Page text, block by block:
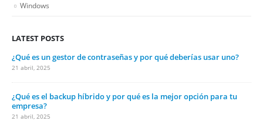
Windows
LATEST POSTS
¿Qué es un gestor de contraseñas y por qué deberías usar uno?
21 abril, 2025
¿Qué es el backup híbrido y por qué es la mejor opción para tu
empresa?
21 abril, 2025